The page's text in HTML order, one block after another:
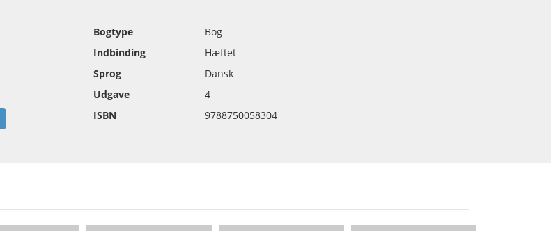
Bogtype
Bog
Indbinding
Hæftet
Sprog
Dansk
Udgave
4
ISBN
9788750058304